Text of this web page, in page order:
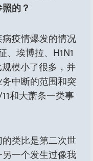
的？
疫情爆发的情况
埃博拉、H1N1
模小了很多，并
中断的范围和突
和大萧条一类事
类比是第二次世
一个发生过像我